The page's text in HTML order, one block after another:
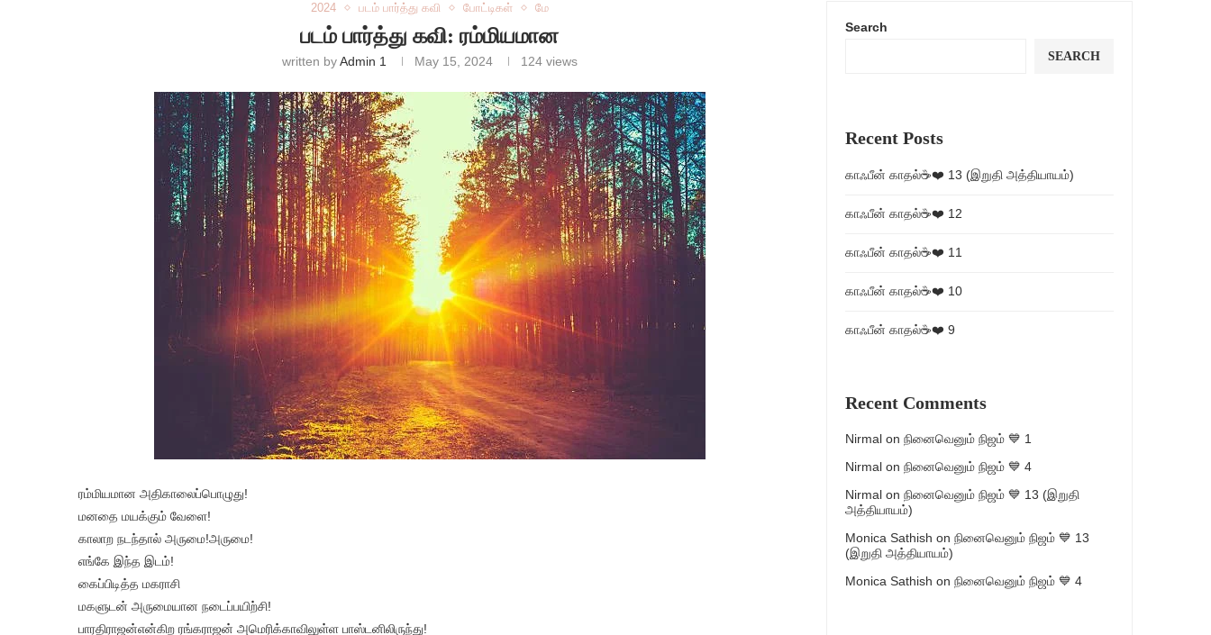
2024 படம் பார்த்து கவி போட்டிகள் மே
படம் பார்த்து கவி: ரம்மியமான
written byAdmin 1 May 15, 2024 124views
ரம்மியமான அதிகாலைப்பொழுது!
மனதை மயக்கும் வேளை!
காலாற நடந்தால் அருமை!அருமை!
எங்கே இந்த இடம்!
கைப்பிடித்த மகராசி
மகளுடன் அருமையான நடைப்பயிற்சி!
பாரதிராஜன்என்கிற ரங்கராஜன் அமெரிக்காவிலுள்ள பாஸ்டனிலிருந்து!
Search
SEARCH
Recent Posts
காஃபீன் காதல்☕❤️ 13 (இறுதி அத்தியாயம்)
காஃபீன் காதல்☕❤️ 12
காஃபீன் காதல்☕❤️ 11
காஃபீன் காதல்☕❤️ 10
காஃபீன் காதல்☕❤️ 9
Recent Comments
Nirmal on நினைவெனும் நிஜம் 💙 1
Nirmal on நினைவெனும் நிஜம் 💙 4
Nirmal on நினைவெனும் நிஜம் 💙 13 (இறுதி
அத்தியாயம்)
Monica Sathish on நினைவெனும் நிஜம் 💙 13
(இறுதி அத்தியாயம்)
Monica Sathish on நினைவெனும் நிஜம் 💙 4